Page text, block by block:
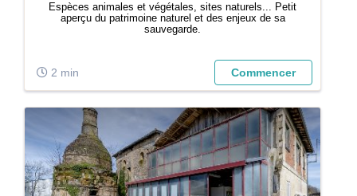
Espèces animales et végétales, sites naturels... Petit
aperçu du patrimoine naturel et des enjeux de sa
sauvegarde.
2 min Commencer